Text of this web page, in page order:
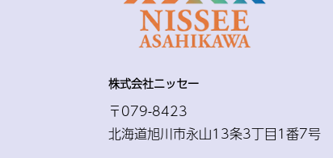
株式会社ニッセー
〒079-8423
北海道旭川市永山13条3丁目1番7号